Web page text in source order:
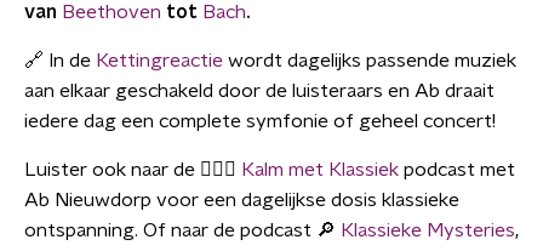
van Beethoven tot Bach.
🔗 In de Kettingreactie wordt dagelijks passende muziek
aan elkaar geschakeld door de luisteraars en Ab draait
iedere dag een complete symfonie of geheel concert!
Luister ook naar de 🧘🏼‍♀️ Kalm met Klassiek podcast met
Ab Nieuwdorp voor een dagelijkse dosis klassieke
ontspanning. Of naar de podcast 🔎 Klassieke Mysteries,